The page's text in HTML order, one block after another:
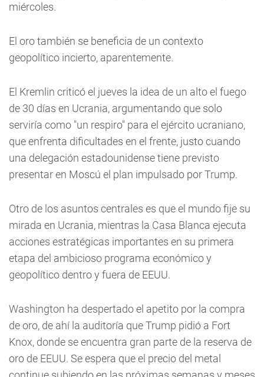
miércoles.
El oro también se beneficia de un contexto
geopolítico incierto, aparentemente.
El Kremlin criticó el jueves la idea de un alto el fuego
de 30 días en Ucrania, argumentando que solo
serviría como "un respiro" para el ejército ucraniano,
que enfrenta dificultades en el frente, justo cuando
una delegación estadounidense tiene previsto
presentar en Moscú el plan impulsado por Trump.
Otro de los asuntos centrales es que el mundo fije su
mirada en Ucrania, mientras la Casa Blanca ejecuta
acciones estratégicas importantes en su primera
etapa del ambicioso programa económico y
geopolítico dentro y fuera de EEUU.
Washington ha despertado el apetito por la compra
de oro, de ahí la auditoría que Trump pidió a Fort
Knox, donde se encuentra gran parte de la reserva de
oro de EEUU. Se espera que el precio del metal